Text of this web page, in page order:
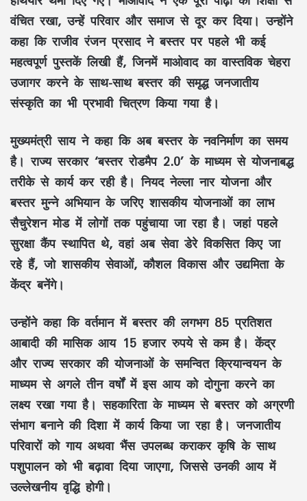
वंचितरखा, उन्हें परिवार और समाज से दूर कर दिया। उन्होंने
कहा किराजीव रंजन प्रसादने बस्तर पर पहले भी कई
महत्वपूर्ण पुस्तकें लिखी हैं, जिनमें माओवाद का वास्तविक चेहरा
उजागर करने के साथ-साथ बस्तर की समृद्धजनजातीय
संस्कृतिका भी प्रभावी चित्रण किया गया है।
मुख्यमंत्रीसायने कहा कि अब बस्तर केनवनिर्माणका समय
है। राज्य सरकार ‘बस्तर रोडमैप 2.0’ के माध्यम से योजनाबद्ध
तरीके से कार्य कर रही है।नियद नेल्ला नार योजनाऔर
बस्तर मुन्ने अभियानके जरिए शासकीय योजनाओं का लाभ
सैचुरेशन मोडमें लोगों तक पहुंचाया जा रहा है। जहां पहले
सुरक्षा कैंपस्थापित थे, वहां अबसेवा डेरेविकसित किए जा
रहे हैं, जो शासकीय सेवाओं, कौशल विकास औरउद्यमिताके
केंद्र बनेंगे।
उन्होंने कहा कि वर्तमान में बस्तर की लगभग 85 प्रतिशत
आबादीकी मासिक आय 15 हजार रुपयेसे कम है। केंद्र
और राज्य सरकार की योजनाओं के समन्वित क्रियान्वयन के
माध्यम से अगलेतीन वर्षोंमें इस आय कोदोगुनाकरने का
लक्ष्य रखा गया है।सहकारिताके माध्यम से बस्तर को अग्रणी
संभाग बनाने की दिशा में कार्य किया जा रहा है। जनजातीय
परिवारों कोगाय अथवा भैंसउपलब्ध कराकर कृषि के साथ
पशुपालनको भी बढ़ावा दिया जाएगा, जिससे उनकी आय में
उल्लेखनीय वृद्धि होगी।